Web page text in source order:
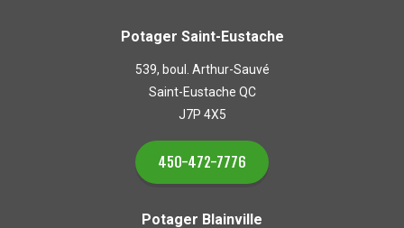
Potager Saint-Eustache
539, boul. Arthur-Sauvé
Saint-Eustache QC
J7P 4X5
450-472-7776
Potager Blainville